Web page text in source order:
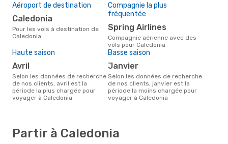
Aéroport de destination
Caledonia
Pour les vols à destination de
Caledonia
Compagnie la plus
fréquentée
Spring Airlines
Compagnie aérienne avec des
vols pour Caledonia
Haute saison
avril
Selon les données de recherche
de nos clients, avril est la
période la plus chargée pour
voyager à Caledonia
Basse saison
janvier
Selon les données de recherche
de nos clients, janvier est la
période la moins chargée pour
voyager à Caledonia
Partir à Caledonia